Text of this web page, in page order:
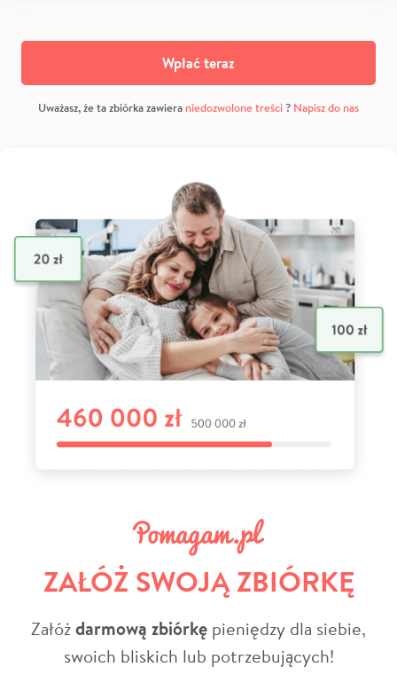
Wpłać teraz
Uważasz, że ta zbiórka zawiera niedozwolone treści? Napisz do nas
ZAŁÓŻ SWOJĄ ZBIÓRKĘ
Załóżdarmową zbiórkę pieniędzy dla siebie,
swoich bliskich lub potrzebujących!